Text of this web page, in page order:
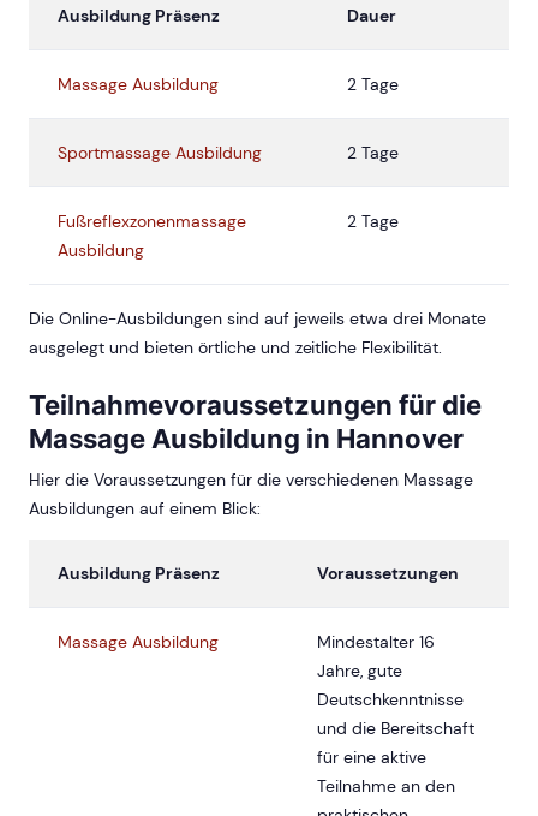
Ausbildung Präsenz Dauer
Massage Ausbildung 2 Tage
Sportmassage Ausbildung 2 Tage
Fußreflexzonenmassage
Ausbildung
2 Tage
Die Online-Ausbildungen sind auf jeweils etwa drei Monate
ausgelegt und bieten örtliche und zeitliche Flexibilität.
Teilnahmevoraussetzungen für die
Massage Ausbildung in Hannover
Hier die Voraussetzungen für die verschiedenen Massage
Ausbildungen auf einem Blick:
Ausbildung Präsenz Voraussetzungen
Massage Ausbildung
Mindestalter 16
Jahre, gute
Deutschkenntnisse
und die Bereitschaft
für eine aktive
Teilnahme an den